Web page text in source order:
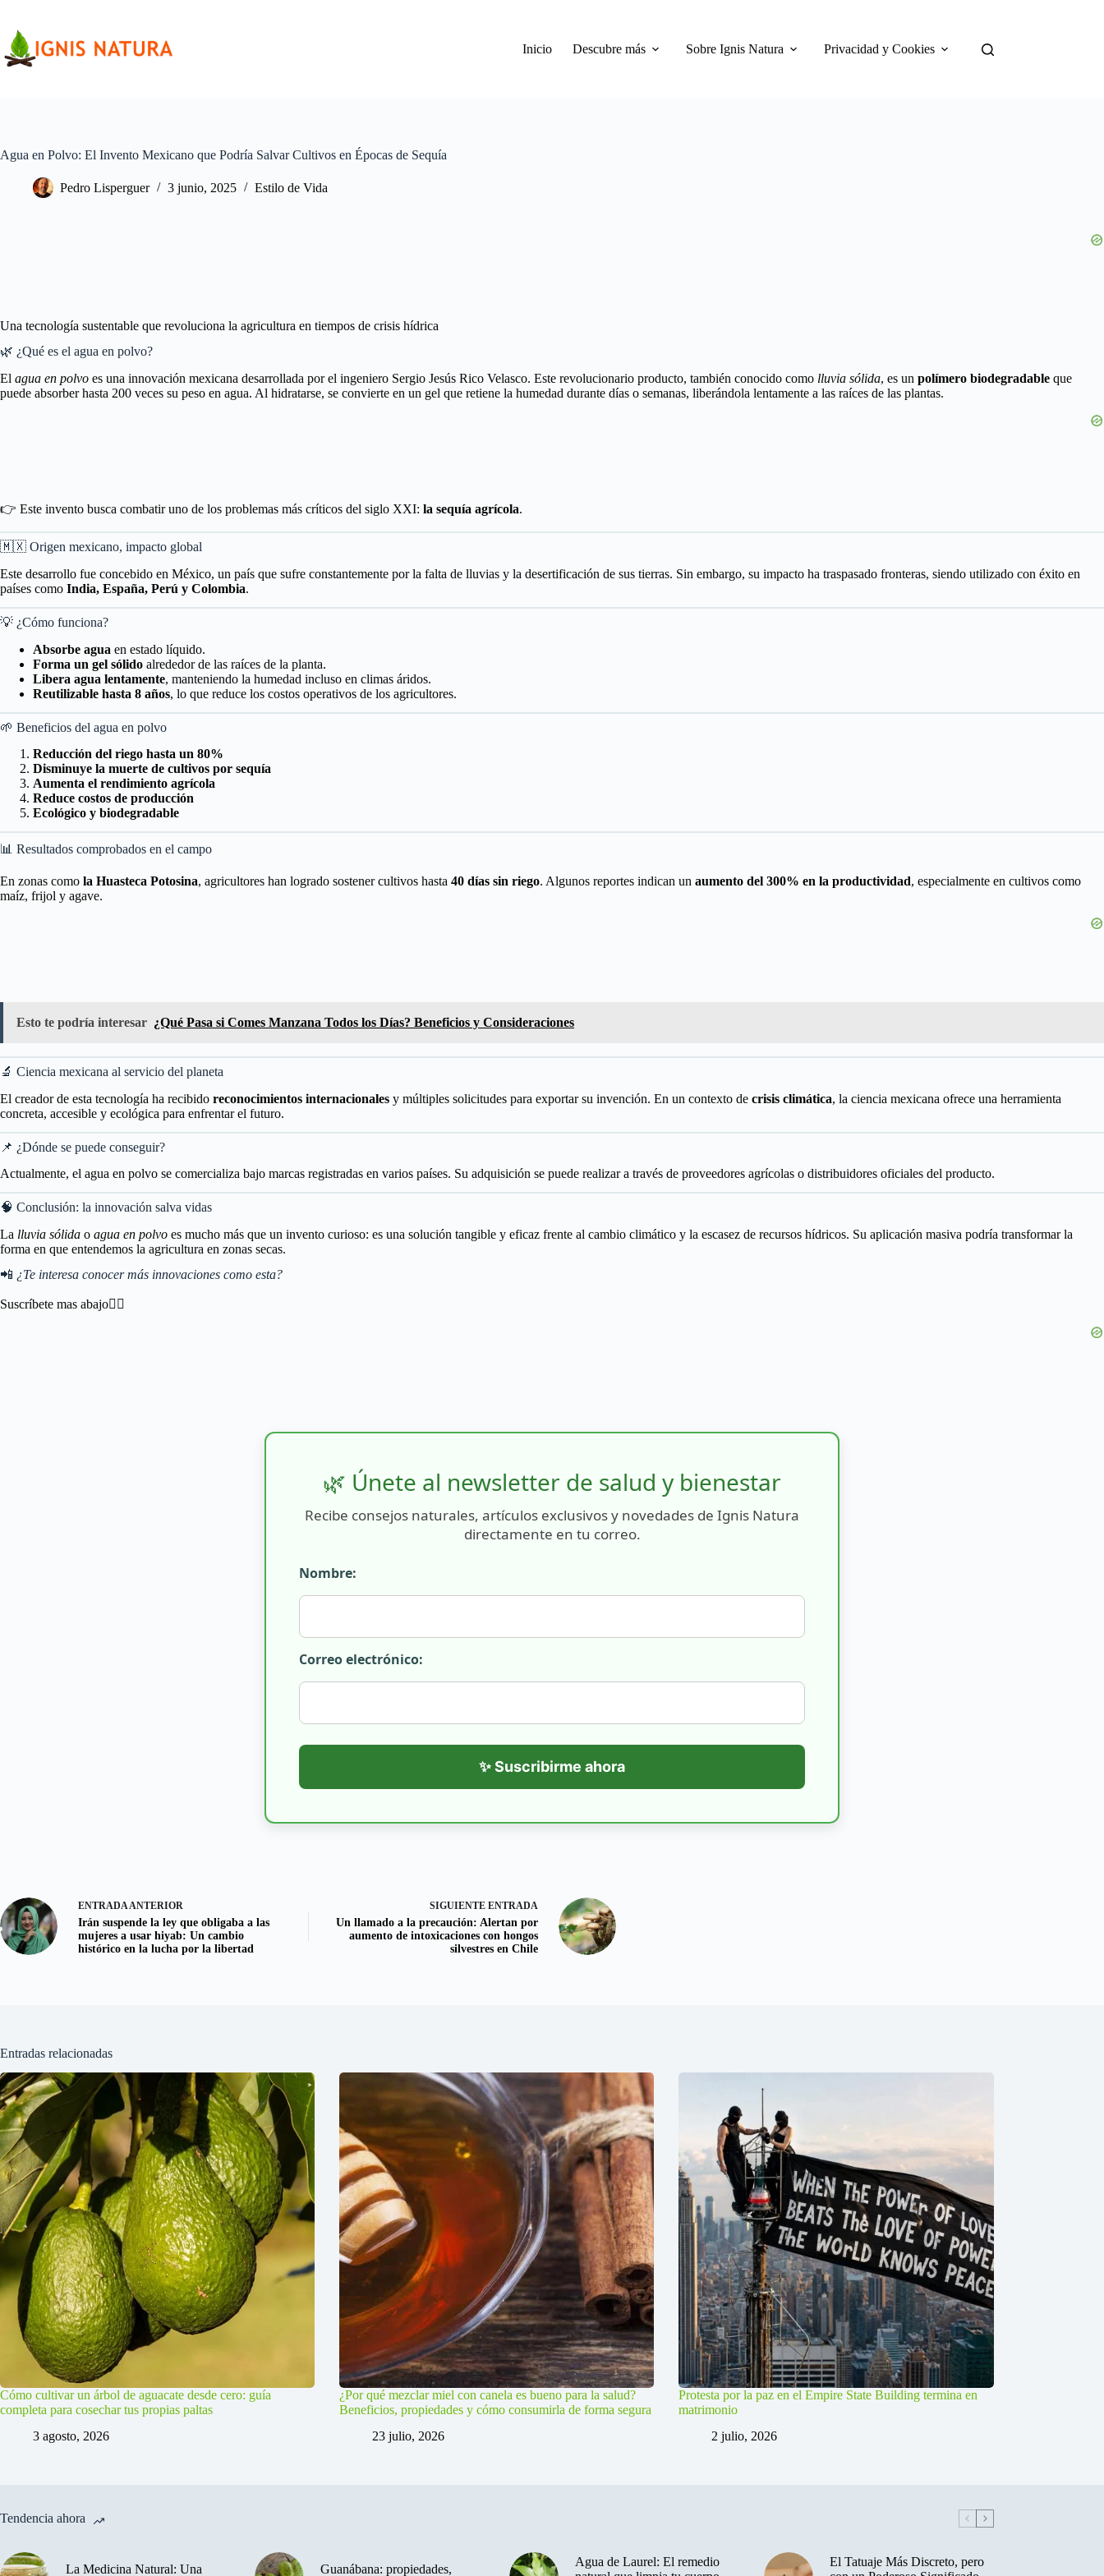
contenido
Inicio
Descubre más Sobre Ignis Natura Privacidad y Cookies
Agua en Polvo: El Invento Mexicano que Podría Salvar Cultivos en Épocas de Sequía
Pedro Lisperguer 3 junio, 2025 Estilo de Vida
Una tecnología sustentable que revoluciona la agricultura en tiempos de crisis hídrica
🌿 ¿Qué es el agua en polvo?
El agua en polvo es una innovación mexicana desarrollada por el ingeniero Sergio Jesús Rico Velasco. Este revolucionario producto, también conocido como lluvia sólida, es un polímero biodegradable que
puede absorber hasta 200 veces su peso en agua. Al hidratarse, se convierte en un gel que retiene la humedad durante días o semanas, liberándola lentamente a las raíces de las plantas.
👉 Este invento busca combatir uno de los problemas más críticos del siglo XXI: la sequía agrícola.
🇲🇽 Origen mexicano, impacto global
Este desarrollo fue concebido en México, un país que sufre constantemente por la falta de lluvias y la desertificación de sus tierras. Sin embargo, su impacto ha traspasado fronteras, siendo utilizado con éxito en
países como India, España, Perú y Colombia.
💡 ¿Cómo funciona?
Absorbe agua en estado líquido.
Forma un gel sólido alrededor de las raíces de la planta.
Libera agua lentamente, manteniendo la humedad incluso en climas áridos.
Reutilizable hasta 8 años, lo que reduce los costos operativos de los agricultores.
🌱 Beneficios del agua en polvo
Reducción del riego hasta un 80%
Disminuye la muerte de cultivos por sequía
Aumenta el rendimiento agrícola
Reduce costos de producción
Ecológico y biodegradable
📊 Resultados comprobados en el campo
En zonas como la Huasteca Potosina, agricultores han logrado sostener cultivos hasta 40 días sin riego. Algunos reportes indican un aumento del 300% en la productividad, especialmente en cultivos como
maíz, frijol y agave.
Esto te podría interesar ¿Qué Pasa si Comes Manzana Todos los Días? Beneficios y Consideraciones
🔬 Ciencia mexicana al servicio del planeta
El creador de esta tecnología ha recibido reconocimientos internacionales y múltiples solicitudes para exportar su invención. En un contexto de crisis climática, la ciencia mexicana ofrece una herramienta
concreta, accesible y ecológica para enfrentar el futuro.
📌 ¿Dónde se puede conseguir?
Actualmente, el agua en polvo se comercializa bajo marcas registradas en varios países. Su adquisición se puede realizar a través de proveedores agrícolas o distribuidores oficiales del producto.
🧠 Conclusión: la innovación salva vidas
La lluvia sólida o agua en polvo es mucho más que un invento curioso: es una solución tangible y eficaz frente al cambio climático y la escasez de recursos hídricos. Su aplicación masiva podría transformar la
forma en que entendemos la agricultura en zonas secas.
📲 ¿Te interesa conocer más innovaciones como esta?
Suscríbete mas abajo👇🏾
🌿 Únete al newsletter de salud y bienestar
Recibe consejos naturales, artículos exclusivos y novedades de Ignis Natura
directamente en tu correo.
Nombre:
Correo electrónico:
✨ Suscribirme ahora
ENTRADA ANTERIOR
Irán suspende la ley que obligaba a las
mujeres a usar hiyab: Un cambio
histórico en la lucha por la libertad
SIGUIENTE ENTRADA
Un llamado a la precaución: Alertan por
aumento de intoxicaciones con hongos
silvestres en Chile
Entradas relacionadas
Cómo cultivar un árbol de aguacate desde cero: guía
completa para cosechar tus propias paltas
3 agosto, 2026
¿Por qué mezclar miel con canela es bueno para la salud?
Beneficios, propiedades y cómo consumirla de forma segura
23 julio, 2026
Protesta por la paz en el Empire State Building termina en
matrimonio
2 julio, 2026
Tendencia ahora
La Medicina Natural: Una Guanábana: propiedades,
Agua de Laurel: El remedio
El Tatuaje Más Discreto, pero